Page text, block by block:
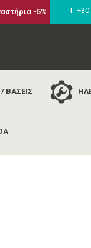
-5% Τ:
ΒΑΣΕΙΣ